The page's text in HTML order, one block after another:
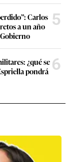
Carlos
a un año
5
¿qué se
pondrá 6